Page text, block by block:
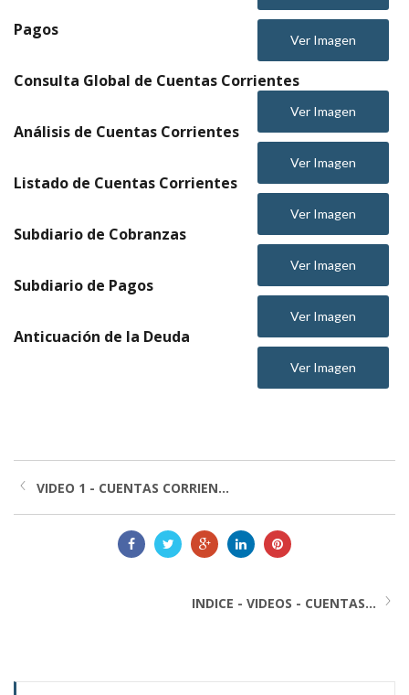
Pagos
Ver Imagen
Consulta Global de Cuentas Corrientes
Ver Imagen
Análisis de Cuentas Corrientes
Ver Imagen
Listado de Cuentas Corrientes
Ver Imagen
Subdiario de Cobranzas
Ver Imagen
Subdiario de Pagos
Ver Imagen
Anticuación de la Deuda
Ver Imagen
VIDEO 1 - CUENTAS CORRIEN...
INDICE - VIDEOS - CUENTAS...